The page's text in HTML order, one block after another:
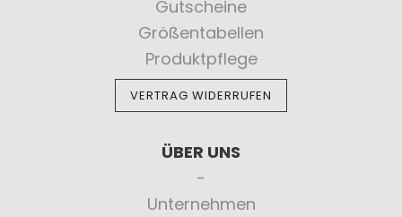
Gutscheine
Größentabellen
Produktpflege
VERTRAG WIDERRUFEN
ÜBER UNS
Unternehmen